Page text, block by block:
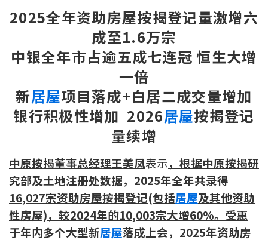
推荐齐齐友赏
按揭工具
转按计算
供款年期计算
工商铺按揭计算
印花税计算
2025全年资助房屋按揭登记量激增六
成至1.6万宗
中银全年市占逾五成七连冠 恒生大增
一倍
新居屋项目落成+白居二成交量增加
银行积极性增加 2026居屋按揭登记
量续增
中原按揭董事总经理王美凤表示，根据中原按揭研
究部及土地注册处数据，2025年全年共录得
16,027宗资助房屋按揭登记(包括居屋及其他资助
性房屋)，较2024年的10,003宗大增60%。受惠
于年内多个大型新居屋落成上会，2025年资助房